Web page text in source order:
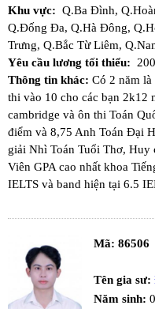
Khu vực: Q.Ba Đình,
Q.Đống Đa, Q.Hà Đông,
Trưng, Q.Bắc Từ Liêm,
Yêu cầu lương tối thiểu:
Thông tin khác: Có 2 năm
thi vào 10 cho các bạn 2k12
cambridge và ôn thi Toán
điểm và 8,75 Anh Toán Đại
giải Nhì Toán Tuổi Thơ, Huy
Viên GPA cao nhất khoa
IELTS và band hiện tại 6.5
Mã: 86506
Tên gia sư:
Năm sinh: